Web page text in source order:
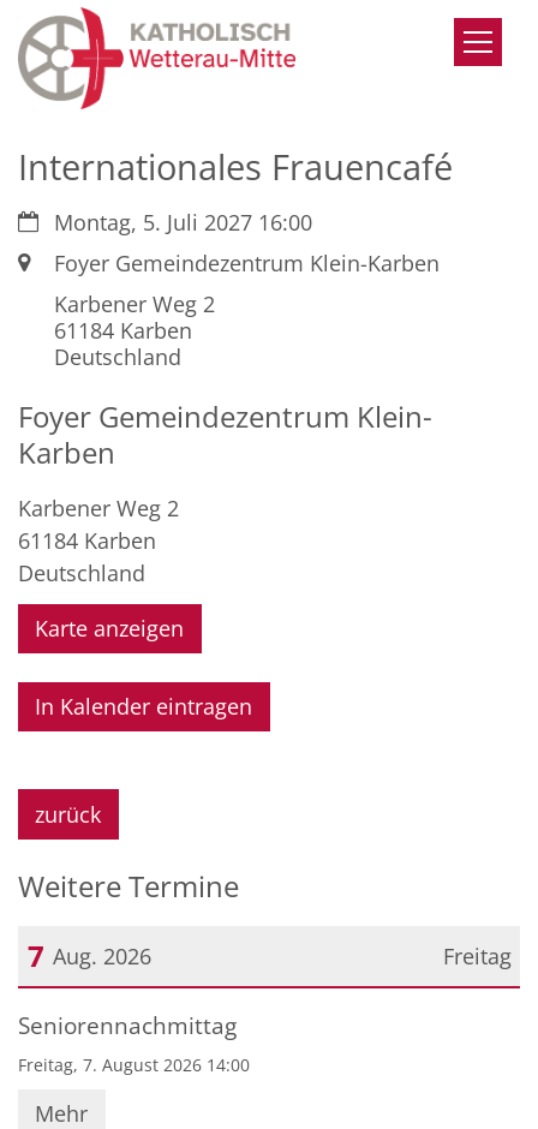
Zum Inhalt springen
Internationales Frauencafé
Datum:Montag, 5. Juli 2027 16:00
Ort: Foyer Gemeindezentrum Klein-Karben
Karbener Weg 2
61184 Karben
Deutschland
Foyer Gemeindezentrum Klein-
Karben
Karbener Weg 2
61184 Karben
Deutschland
Karte anzeigen
In Kalender eintragen
zurück
Weitere Termine
Freitag
7 Aug. 2026
Datum: 7. August 2026
Seniorennachmittag
Freitag, 7. August 2026 14:00
Mehr